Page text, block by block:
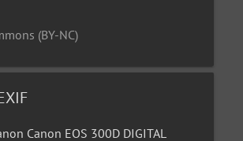
(BY-NC)
Canon EOS 300D DIGITAL